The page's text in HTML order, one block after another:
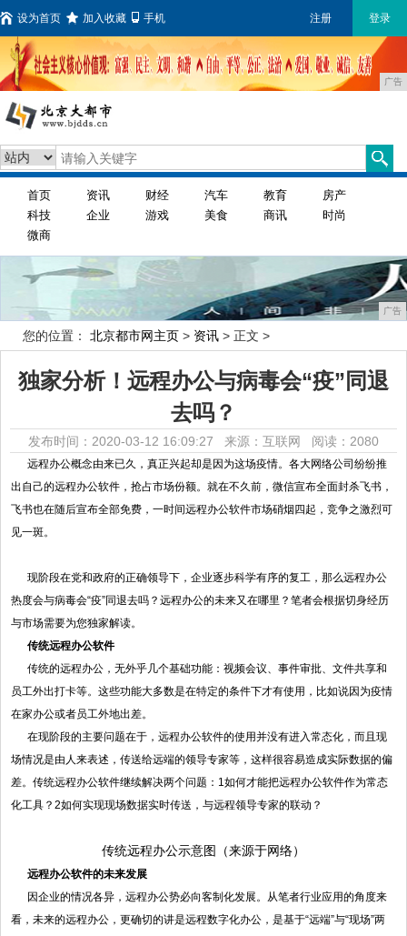
设为首页 加入收藏 手机 注册 登录
广告
首页 资讯 财经 汽车 教育
房产
科技
企业 游戏 美食 商讯
时尚
微商
广告
您的位置： 北京都市网主页 > 资讯 > 正文 >
独家分析！远程办公与病毒会“疫”同退
去吗？
发布时间：2020-03-12 16:09:27 来源：互联网 阅读：2080
远程办公概念由来已久，真正兴起却是因为这场疫情。各大网络公司纷纷推
出自己的远程办公软件，抢占市场份额。就在不久前，微信宣布全面封杀飞书，
飞书也在随后宣布全部免费，一时间远程办公软件市场硝烟四起，竞争之激烈可
见一斑。
现阶段在党和政府的正确领导下，企业逐步科学有序的复工，那么远程办公
热度会与病毒会“疫”同退去吗？远程办公的未来又在哪里？笔者会根据切身经历
与市场需要为您独家解读。
传统远程办公软件
传统的远程办公，无外乎几个基础功能：视频会议、事件审批、文件共享和
员工外出打卡等。这些功能大多数是在特定的条件下才有使用，比如说因为疫情
在家办公或者员工外地出差。
在现阶段的主要问题在于，远程办公软件的使用并没有进入常态化，而且现
场情况是由人来表述，传送给远端的领导专家等，这样很容易造成实际数据的偏
差。传统远程办公软件继续解决两个问题：1如何才能把远程办公软件作为常态
化工具？2如何实现现场数据实时传送，与远程领导专家的联动？
传统远程办公示意图（来源于网络）
远程办公软件的未来发展
因企业的情况各异，远程办公势必向客制化发展。从笔者行业应用的角度来
看，未来的远程办公，更确切的讲是远程数字化办公，是基于“远端”与“现场”两